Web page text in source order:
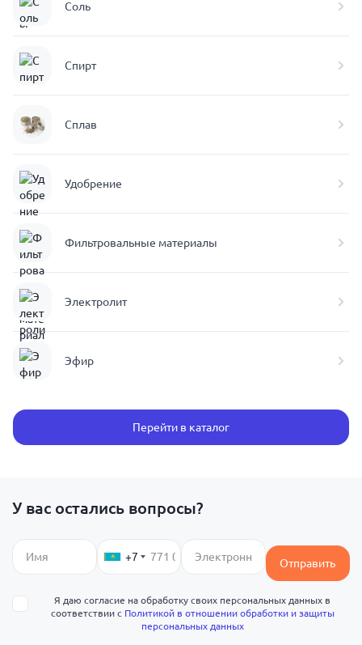
Соль
Спирт
Сплав
Удобрение
Фильтровальные материалы
Электролит
Эфир
Перейти в каталог
У вас остались вопросы?
+7 Отправить
Я даю согласие на обработку своих персональных данных в
соответствии с Политикой в отношении обработки и защиты
персональных данных